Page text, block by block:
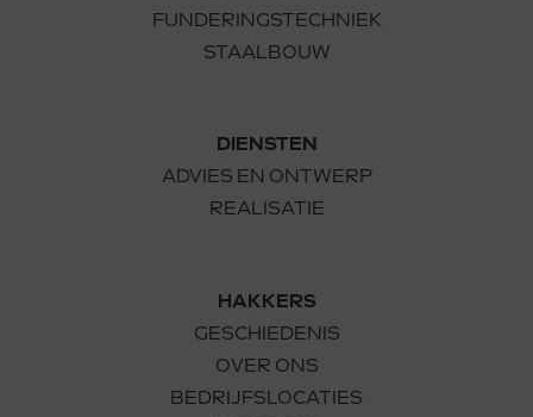
FUNDERINGSTECHNIEK
STAALBOUW
DIENSTEN
ADVIES EN ONTWERP
REALISATIE
HAKKERS
GESCHIEDENIS
OVER ONS
BEDRIJFSLOCATIES